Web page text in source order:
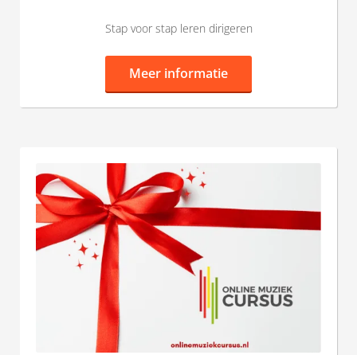
Stap voor stap leren dirigeren
Meer informatie